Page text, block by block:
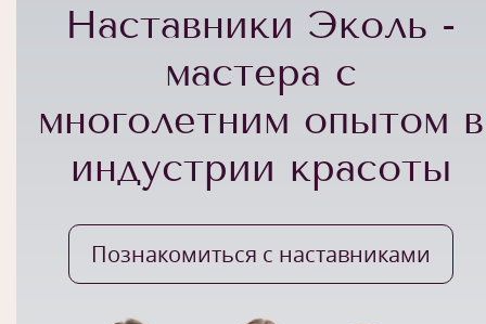
Наставники Эколь -
мастера с
многолетним опытом в
индустрии красоты
Познакомиться с наставниками